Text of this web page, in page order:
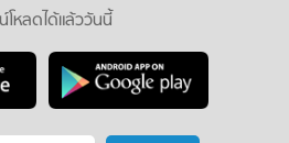
โหลดได้แล้ววันนี้